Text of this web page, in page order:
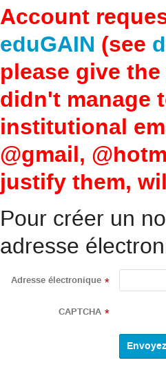
Account
eduGAIN (see
please give
didn't manage
institutional
@gmail,
justify them,
Pour créer un
adresse
Adresse électronique *
CAPTCHA *